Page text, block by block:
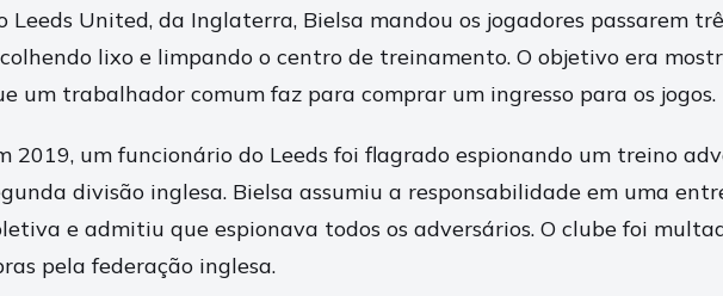
Leeds United, da Inglaterra, Bielsa mandou os jogadores passarem
lixo e limpando o centro de treinamento. O objetivo era
um trabalhador comum faz para comprar um ingresso para os jogos.
2019, um funcionário do Leeds foi flagrado espionando um treino
divisão inglesa. Bielsa assumiu a responsabilidade em uma
e admitiu que espionava todos os adversários. O clube foi
pela federação inglesa.